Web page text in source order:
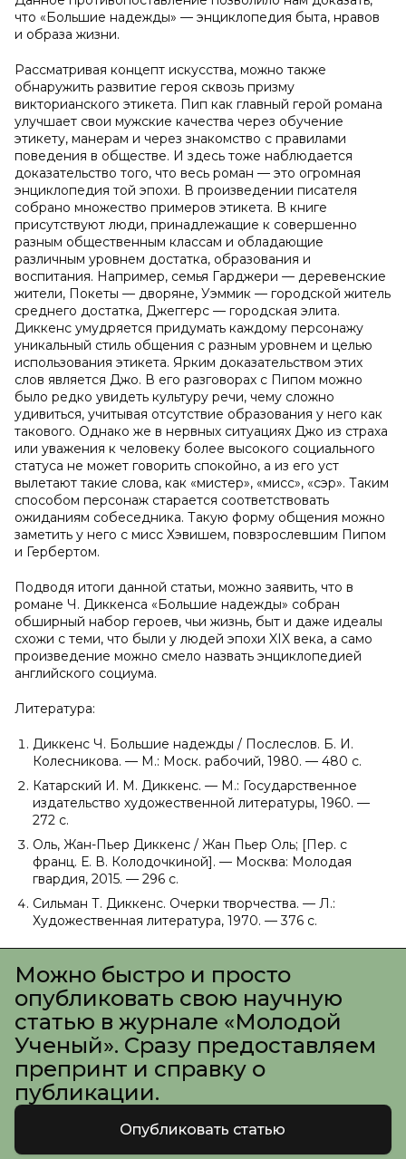
что «Большие надежды» — энциклопедия быта, нравов
и образа жизни.
Рассматривая концепт искусства, можно также
обнаружить развитие героя сквозь призму
викторианского этикета. Пип как главный герой романа
улучшает свои мужские качества через обучение
этикету, манерам и через знакомство с правилами
поведения в обществе. И здесь тоже наблюдается
доказательство того, что весь роман — это огромная
энциклопедия той эпохи. В произведении писателя
собрано множество примеров этикета. В книге
присутствуют люди, принадлежащие к совершенно
разным общественным классам и обладающие
различным уровнем достатка, образования и
воспитания. Например, семья Гарджери — деревенские
жители, Покеты — дворяне, Уэммик — городской житель
среднего достатка, Джеггерс — городская элита.
Диккенс умудряется придумать каждому персонажу
уникальный стиль общения с разным уровнем и целью
использования этикета. Ярким доказательством этих
слов является Джо. В его разговорах с Пипом можно
было редко увидеть культуру речи, чему сложно
удивиться, учитывая отсутствие образования у него как
такового. Однако же в нервных ситуациях Джо из страха
или уважения к человеку более высокого социального
статуса не может говорить спокойно, а из его уст
вылетают такие слова, как «мистер», «мисс», «сэр». Таким
способом персонаж старается соответствовать
ожиданиям собеседника. Такую форму общения можно
заметить у него с мисс Хэвишем, повзрослевшим Пипом
и Гербертом.
Подводя итоги данной статьи, можно заявить, что в
романе Ч. Диккенса «Большие надежды» собран
обширный набор героев, чьи жизнь, быт и даже идеалы
схожи с теми, что были у людей эпохи XIX века, а само
произведение можно смело назвать энциклопедией
английского социума.
Литература:
Диккенс Ч. Большие надежды / Послеслов. Б. И.
Колесникова. — М.: Моск. рабочий, 1980. — 480 с.
Катарский И. М. Диккенс. — М.: Государственное
издательство художественной литературы, 1960. —
272 с.
Оль, Жан-Пьер Диккенс / Жан Пьер Оль; [Пер. с
франц. Е. В. Колодочкиной]. — Москва: Молодая
гвардия, 2015. — 296 с.
Сильман Т. Диккенс. Очерки творчества. — Л.:
Художественная литература, 1970. — 376 с.
Можно быстро и просто
опубликовать свою научную
статью в журнале «Молодой
Ученый». Сразу предоставляем
препринт и справку о
публикации.
Опубликовать статью